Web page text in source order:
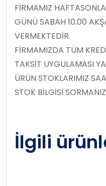
FİRMAMIZ
GÜNÜ SABAH 10.00
VERMEKTEDİR.
FİRMAMIZDA TÜM
TAKSİT UYGULAMASI
ÜRÜN STOKLARIMIZ
STOK BİLGİSİ
İlgili